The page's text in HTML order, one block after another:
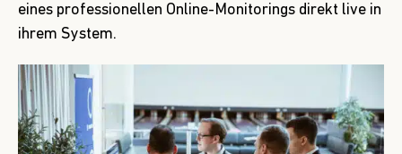
eines professionellen Online-Monitorings direkt live in
ihrem System.